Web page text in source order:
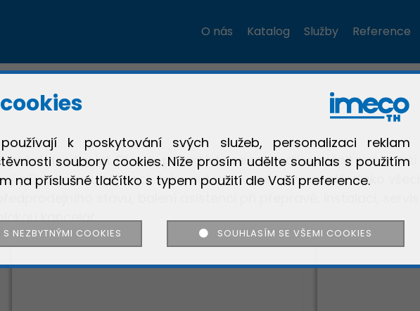
O nás Katalog Služby Reference
desítky let. Přesto, pokud jste se rozhodli vyměnit své
případnému zájemci. Jako autorizované servisní středisko
stavu, balení asistenci při přepravě, instalaci,
kancelář.
k poskytování svých služeb, personalizaci reklam
soubory cookies. Níže prosím udělte souhlas s použitím
na příslušné tlačítko s typem použití dle Vaší preference.
NEZBYTNÝMI COOKIES SOUHLASÍM SE VŠEMI COOKIES